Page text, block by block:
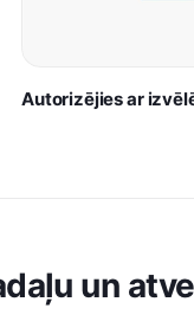
Autorizējies ar
un